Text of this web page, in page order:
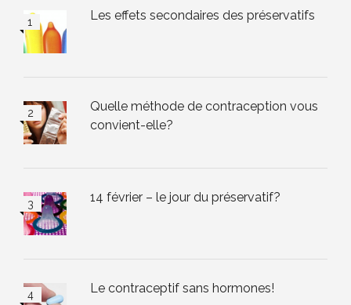
Les effets secondaires des préservatifs
Quelle méthode de contraception vous
convient-elle?
14 février – le jour du préservatif?
Le contraceptif sans hormones!